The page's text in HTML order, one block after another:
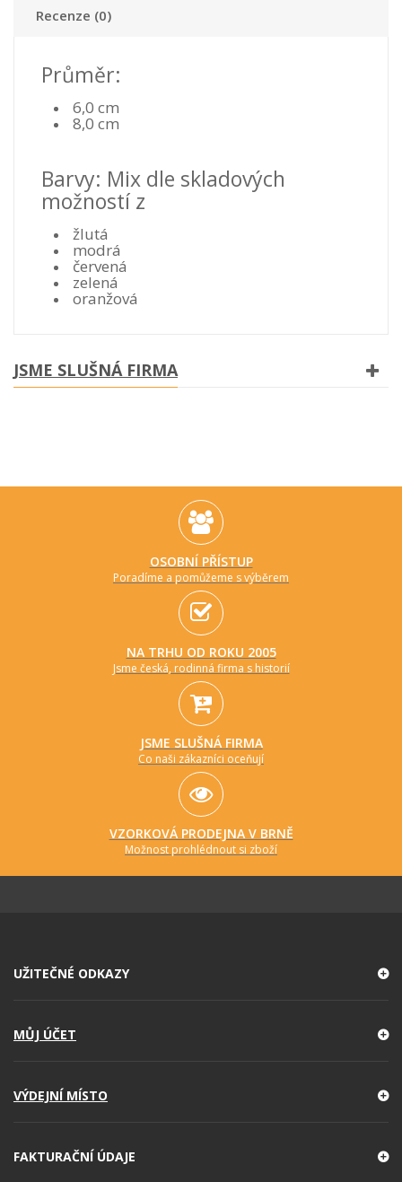
Recenze (0)
Průměr:
6,0 cm
8,0 cm
Barvy: Mix dle skladových
možností z
žlutá
modrá
červená
zelená
oranžová
JSME SLUŠNÁ FIRMA
OSOBNÍ PŘÍSTUP
Poradíme a pomůžeme s výběrem
NA TRHU OD ROKU 2005
Jsme česká, rodinná firma s historií
JSME SLUŠNÁ FIRMA
Co naši zákazníci oceňují
VZORKOVÁ PRODEJNA V BRNĚ
Možnost prohlédnout si zboží
UŽITEČNÉ ODKAZY
MŮJ ÚČET
VÝDEJNÍ MÍSTO
FAKTURAČNÍ ÚDAJE